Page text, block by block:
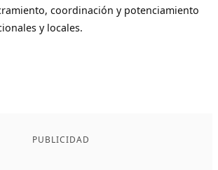
coordinación y potenciamiento
y locales.
PUBLICIDAD